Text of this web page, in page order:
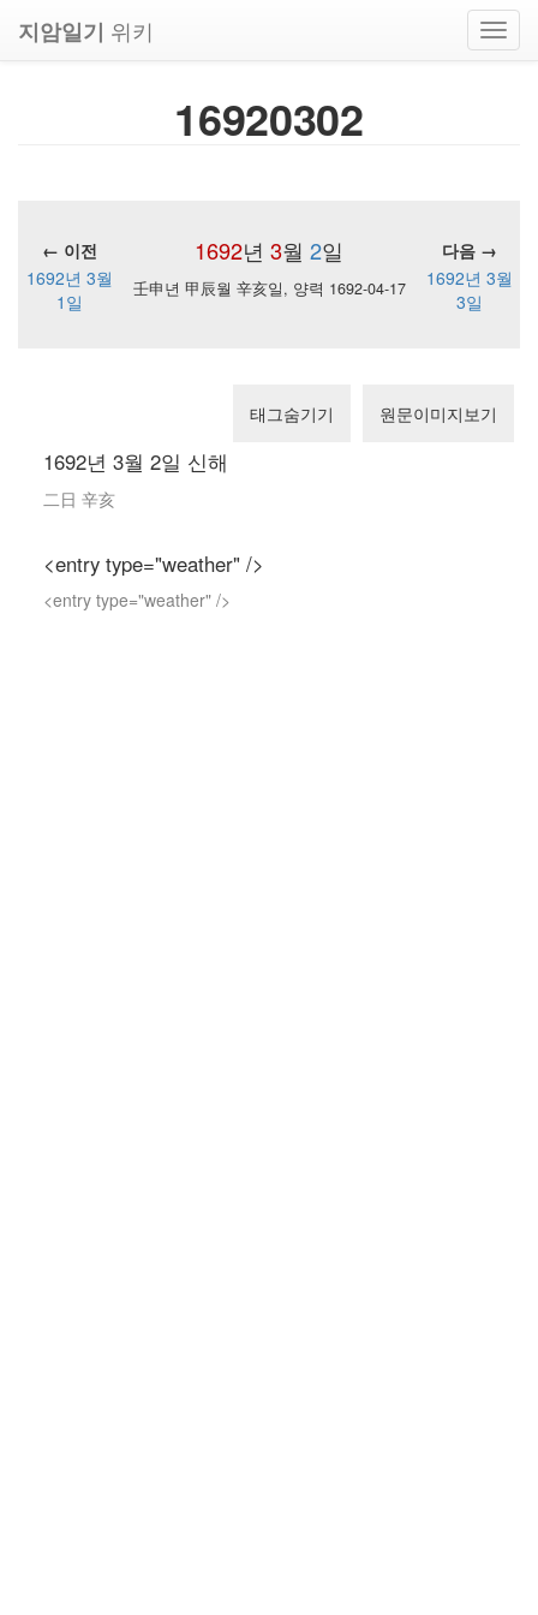
지암일기 위키
16920302
1692년 3월 2일
← 이전
다음 →
1692년 3월
1일
壬申년 甲辰월 辛亥일, 양력 1692-04-17
1692년 3월
3일
태그숨기기 원문이미지보기
1692년 3월 2일 신해
二日 辛亥
<entry type="weather" />
<entry type="weather" />